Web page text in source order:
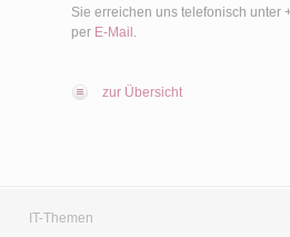
Sie erreichen uns telefonisch unter
per E-Mail .
zur Übersicht
IT-Themen